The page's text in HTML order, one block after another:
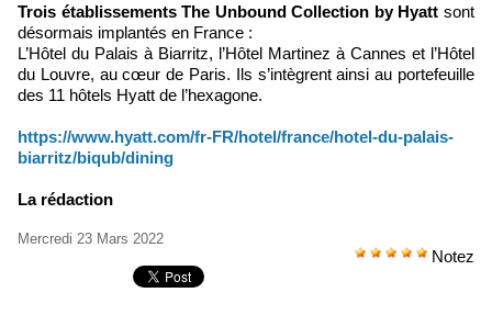
Trois établissements The Unbound Collection by Hyatt sont
désormais implantés en France :
L’Hôtel du Palais à Biarritz, l’Hôtel Martinez à Cannes et l’Hôtel
du Louvre, au cœur de Paris. Ils s’intègrent ainsi au portefeuille
des 11 hôtels Hyatt de l’hexagone.
https://www.hyatt.com/fr-FR/hotel/france/hotel-du-palais-
biarritz/biqub/dining
La rédaction
Mercredi 23 Mars 2022
Notez